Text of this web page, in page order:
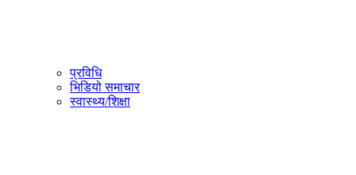
प्रविधि
भिडियो समाचार
स्वास्थ्य/शिक्षा